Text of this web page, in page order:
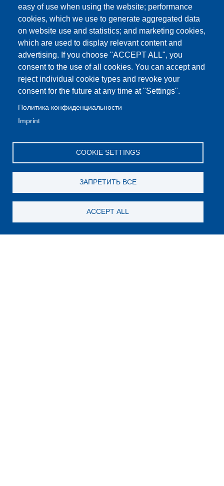
easy of use when using the website; performance
cookies, which we use to generate aggregated data
on website use and statistics; and marketing cookies,
which are used to display relevant content and
advertising. If you choose "ACCEPT ALL", you
consent to the use of all cookies. You can accept and
reject individual cookie types and revoke your
consent for the future at any time at "Settings".
Политика конфиденциальности
Imprint
COOKIE SETTINGS
ЗАПРЕТИТЬ ВСЕ
ACCEPT ALL